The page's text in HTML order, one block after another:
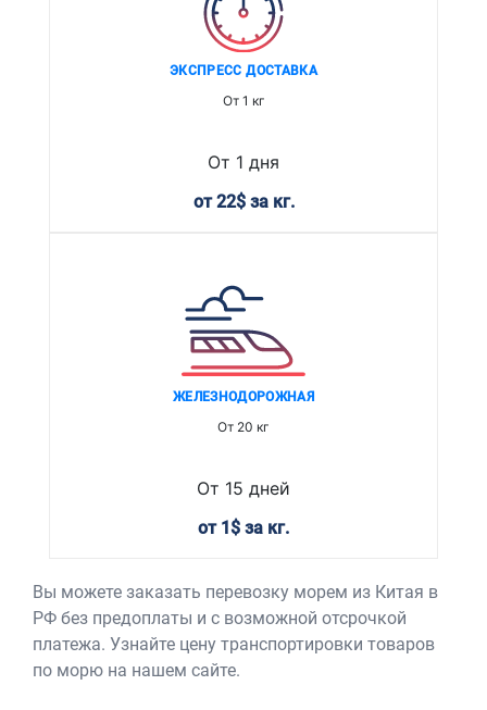
ЭКСПРЕСС ДОСТАВКА
От 1 кг
От 1 дня
от 22$ за кг.
ЖЕЛЕЗНОДОРОЖНАЯ
От 20 кг
От 15 дней
от 1$ за кг.
Вы можете заказать перевозку морем из Китая в
РФ без предоплаты и с возможной отсрочкой
платежа. Узнайте цену транспортировки товаров
по морю на нашем сайте.